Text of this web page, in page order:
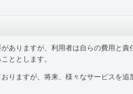
ありますが、利用者は自らの費用と責
ととします。
りますが、将来、様々なサービスを追